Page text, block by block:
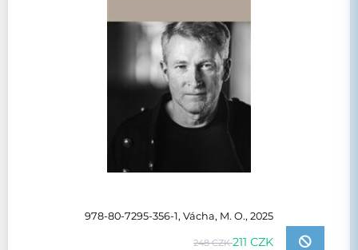
978-80-7295-356-1, Vácha, M. O., 2025
248 CZK211 CZK